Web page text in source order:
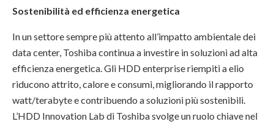
Sostenibilità ed efficienza energetica
In un settore sempre più attento all’impatto ambientale dei
data center, Toshiba continua a investire in soluzioni ad alta
efficienza energetica. Gli HDD enterprise riempiti a elio
riducono attrito, calore e consumi, migliorando il rapporto
watt/terabyte e contribuendo a soluzioni più sostenibili.
L’HDD Innovation Lab di Toshiba svolge un ruolo chiave nel